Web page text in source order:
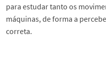
para estudar tanto os
máquinas, de forma a
correta.